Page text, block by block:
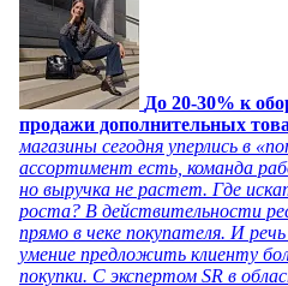
До 20-30% к
продажи дополнительных
магазины сегодня уперлись в
ассортимент есть, команда
но выручка не растет. Где
роста? В действительности
прямо в чеке покупателя. И
умение предложить клиенту
покупки. С экспертом SR в